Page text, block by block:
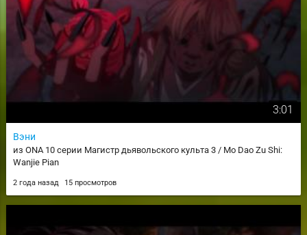
3:01
Вэни
из ONA 10 серии Магистр дьявольского культа 3 / Mo Dao Zu Shi:
Wanjie Pian
2 года назад 15 просмотров